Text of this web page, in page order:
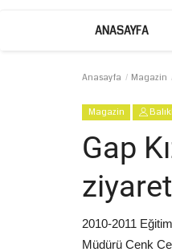
ANASAYFA
Anasayfa Magazin
Magazin
Gap
ziyaret
2010-2011
Müdürü Cenk